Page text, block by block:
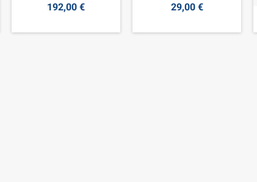
192,00 € 29,00 €